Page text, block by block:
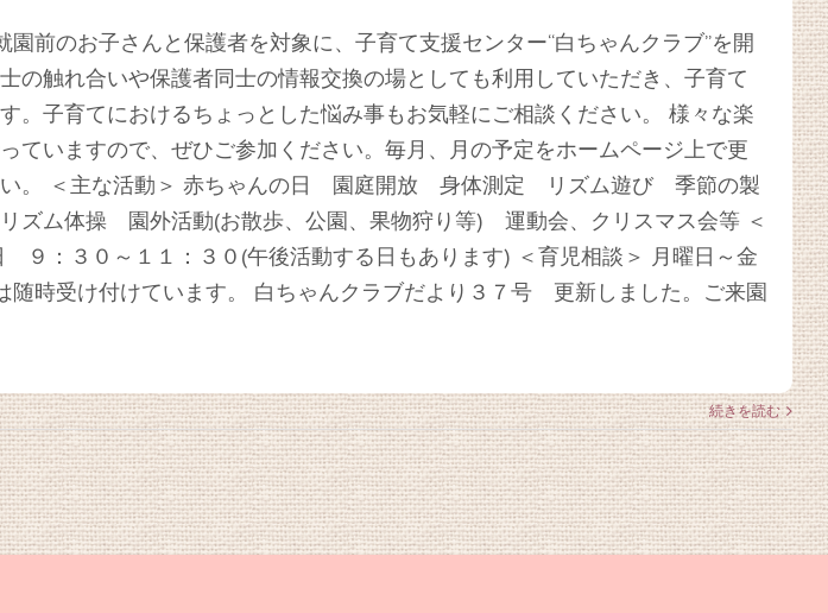
園前のお子さんと保護者を対象に、子育て支援センター“白ちゃんクラブ”を開
の触れ合いや保護者同士の情報交換の場としても利用していただき、子育て
。子育てにおけるちょっとした悩み事もお気軽にご相談ください。 様々な楽
ていますので、ぜひご参加ください。毎月、月の予定をホームページ上で更
い。 ＜主な活動＞ 赤ちゃんの日 園庭開放 身体測定 リズム遊び 季節の製
ム体操 園外活動(お散歩、公園、果物狩り等) 運動会、クリスマス会等 ＜
９：３０～１１：３０(午後活動する日もあります) ＜育児相談＞ 月曜日～金
時受け付けています。 白ちゃんクラブだより３７号 更新しました。ご来園
続きを読む